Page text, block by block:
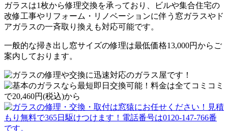
ガラスは1枚から修理交換を承っており、ビルや集合住宅の
改修工事やリフォーム・リノベーションに伴う窓ガラスやド
アガラスの一斉取り換えも対応可能です。
一般的な掃き出し窓サイズの修理は最低価格13,000円からご
案内しております。